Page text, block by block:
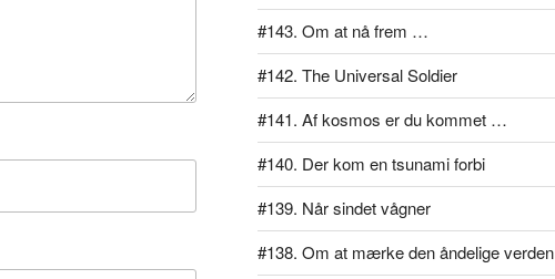
#143. Om at nå frem …
#142. The Universal Soldier
#141. Af kosmos er du kommet …
#140. Der kom en tsunami forbi
#139. Når sindet vågner
#138. Om at mærke den åndelige verden